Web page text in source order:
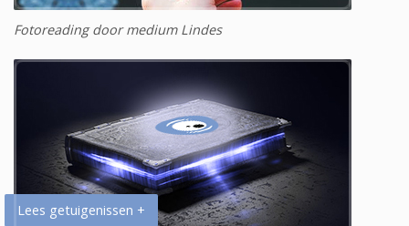
Fotoreading door medium Lindes
Lees getuigenissen +